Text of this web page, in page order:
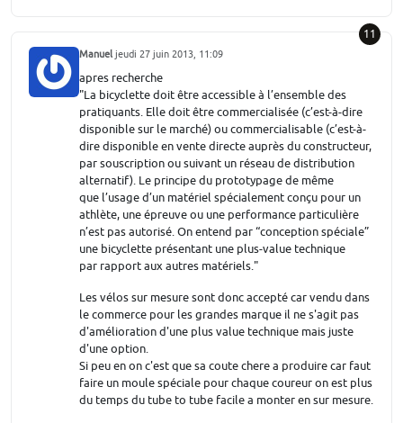
11
Manuel jeudi 27 juin 2013, 11:09
apres recherche
"La bicyclette doit être accessible à l’ensemble des
pratiquants. Elle doit être commercialisée (c’est-à-dire
disponible sur le marché) ou commercialisable (c’est-à-
dire disponible en vente directe auprès du constructeur,
par souscription ou suivant un réseau de distribution
alternatif). Le principe du prototypage de même
que l’usage d’un matériel spécialement conçu pour un
athlète, une épreuve ou une performance particulière
n’est pas autorisé. On entend par “conception spéciale”
une bicyclette présentant une plus-value technique
par rapport aux autres matériels."
Les vélos sur mesure sont donc accepté car vendu dans
le commerce pour les grandes marque il ne s'agit pas
d'amélioration d'une plus value technique mais juste
d'une option.
Si peu en on c'est que sa coute chere a produire car faut
faire un moule spéciale pour chaque coureur on est plus
du temps du tube to tube facile a monter en sur mesure.